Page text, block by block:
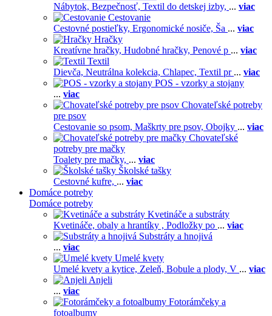
Nábytok, Bezpečnosť, Textil do detskej izby, ... viac
Cestovanie
Cestovné postieľky, Ergonomické nosiče, Ša ... viac
Hračky
Kreatívne hračky, Hudobné hračky, Penové p ... viac
Textil
Dievča, Neutrálna kolekcia, Chlapec, Textil pr ... viac
POS - vzorky a stojany
... viac
Chovateľské potreby
pre psov
Cestovanie so psom, Maškrty pre psov, Obojky ... viac
Chovateľské
potreby pre mačky
Toalety pre mačky, ... viac
Školské tašky
Cestovné kufre, ... viac
Domáce potreby
Domáce potreby
Kvetináče a substráty
Kvetináče, obaly a hrantíky , Podložky po ... viac
Substráty a hnojivá
... viac
Umelé kvety
Umelé kvety a kytice, Zeleň, Bobule a plody, V ... viac
Anjeli
... viac
Fotorámčeky a
fotoalbumy